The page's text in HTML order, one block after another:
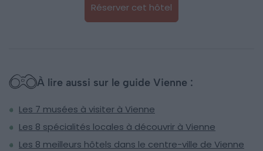
Réserver cet hôtel
À lire aussi sur le guide Vienne :
Les 7 musées à visiter à Vienne
Les 8 spécialités locales à découvrir à Vienne
Les 8 meilleurs hôtels dans le centre-ville de Vienne